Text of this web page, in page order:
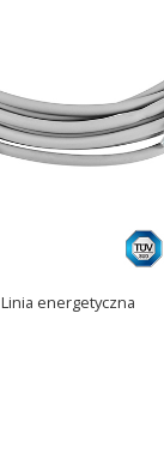
Linia energetyczna